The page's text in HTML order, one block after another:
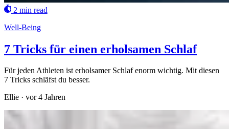
2 min read
Well-Being
7 Tricks für einen erholsamen Schlaf
Für jeden Athleten ist erholsamer Schlaf enorm wichtig. Mit diesen
7 Tricks schläfst du besser.
Ellie · vor 4 Jahren